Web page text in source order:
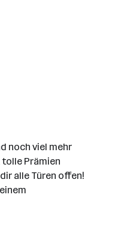
noch viel mehr
Prämien
alle Türen offen!